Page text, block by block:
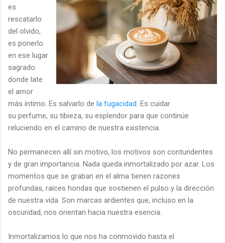
es
rescatarlo
del olvido,
es ponerlo
en ese lugar
sagrado
donde late
el amor
más íntimo. Es salvarlo de la fugacidad . Es cuidar
su perfume, su tibieza, su esplendor para que continúe
reluciendo en el camino de nuestra existencia.
No permanecen allí sin motivo, los motivos son contundentes
y de gran importancia. Nada queda inmortalizado por azar. Los
momentos que se graban en el alma tienen razones
profundas, raíces hondas que sostienen el pulso y la dirección
de nuestra vida. Son marcas ardientes que, incluso en la
oscuridad, nos orientan hacia nuestra esencia.
Inmortalizamos lo que nos ha conmovido hasta el